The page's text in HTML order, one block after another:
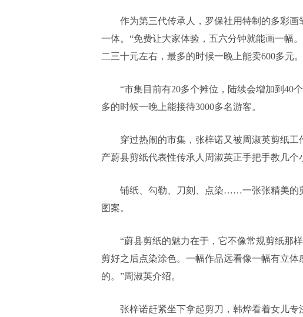
作为第三代传承人，罗保社用特制的多彩
一体。“免费让大家体验，五六分钟就能画一幅
二三十元左右，最多的时候一晚上能卖600多元。
“市集目前有20多个摊位，陆续会增加到40
多的时候一晚上能接待3000多名游客。
穿过热闹的市集，张梓诺又被周淑英剪纸
产蔚县剪纸代表性传承人周淑英正手把手教几个
铺纸、勾勒、刀刻、点染……一张张精美的
图案。
“蔚县剪纸的魅力在于，它不像常规剪纸那
剪好之后点染涂色。一幅作品远看像一幅有立
的。”周淑英介绍。
张梓诺赶紧坐下拿起剪刀，韩烨看着女儿专